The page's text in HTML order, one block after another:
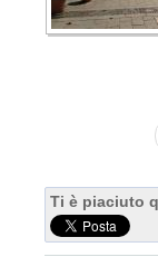
Ti è piaciuto